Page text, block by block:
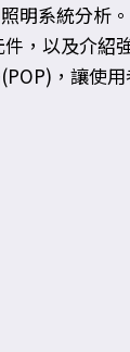
明系統分析。
，以及介紹
，讓使